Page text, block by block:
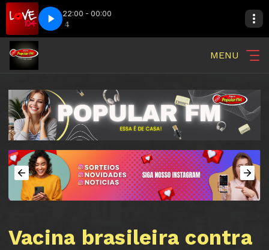
22:00 - 00:00
LOVE 104
MENU
Vacina brasileira contra